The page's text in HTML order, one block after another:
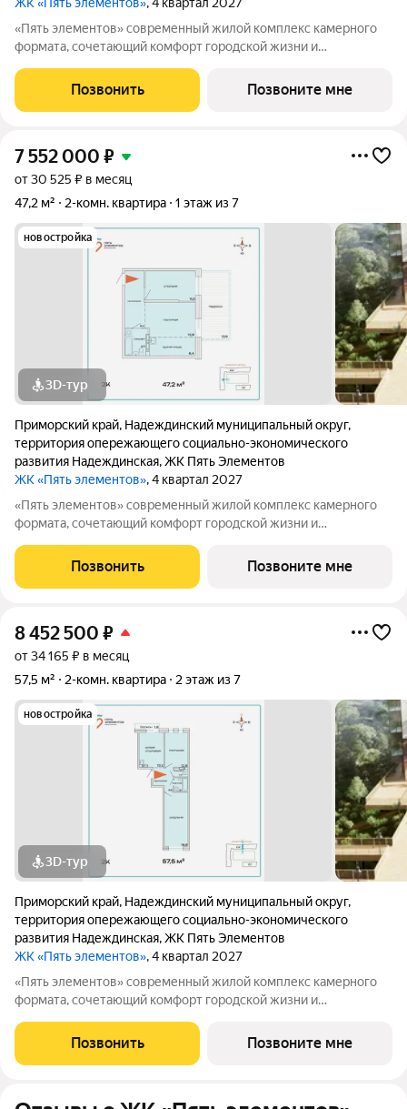
«Пять элементов» современный жилой комплекс камерного
формата, сочетающий комфорт городской жизни и
вышел в финал Всероссийской архитектурно-девелоперской
премии Real Estate Property Awards 2025
Позвонить Позвоните мне
7 552 000 ₽
от 30 525 ₽ в месяц
47,2 м²
2-комн. квартира 1 этаж из 7
новостройка
3D-тур
Приморский край, Надеждинский муниципальный округ,
территория опережающего социально-экономического
развития Надеждинская,ЖК Пять Элементов
ЖК «Пять элементов», 4 квартал 2027
«Пять элементов» современный жилой комплекс камерного
формата, сочетающий комфорт городской жизни и
вышел в финал Всероссийской архитектурно-девелоперской
премии Real Estate Property Awards 2025
Позвонить Позвоните мне
8 452 500 ₽
от 34 165 ₽ в месяц
57,5 м²
2-комн. квартира 2 этаж из 7
новостройка
3D-тур
Приморский край, Надеждинский муниципальный округ,
территория опережающего социально-экономического
развития Надеждинская,ЖК Пять Элементов
ЖК «Пять элементов», 4 квартал 2027
«Пять элементов» современный жилой комплекс камерного
формата, сочетающий комфорт городской жизни и
вышел в финал Всероссийской архитектурно-девелоперской
премии Real Estate Property Awards 2025
Позвонить Позвоните мне